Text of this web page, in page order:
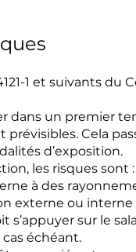
1 et suivants
dans un premier
Cela
d’exposition.
les risques sont :
à des
externe ou interne
s’appuyer sur le
échéant.